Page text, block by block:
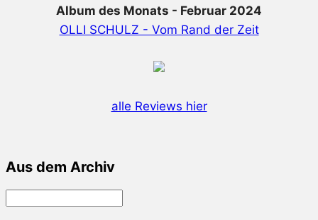
Album des Monats - Februar 2024
OLLI SCHULZ - Vom Rand der Zeit
alle Reviews hier
Aus dem Archiv